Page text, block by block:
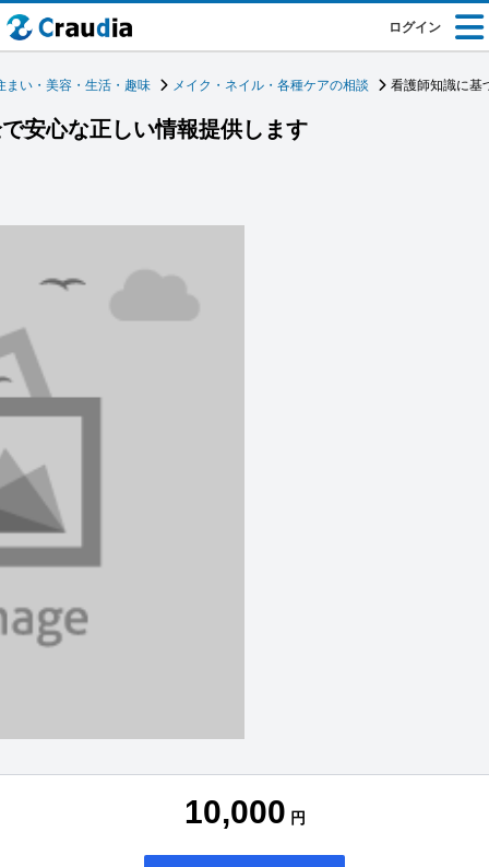
ログイン
まい・美容・生活・趣味 メイク・ネイル・各種ケアの相談 看護師知識に基
安心な正しい情報提供します
10,000 円